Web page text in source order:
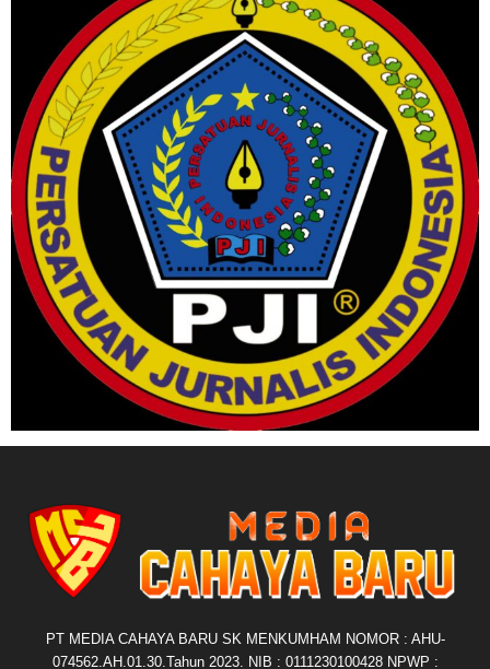
PT MEDIA CAHAYA BARU SK MENKUMHAM NOMOR : AHU-
074562.AH.01.30.Tahun 2023. NIB : 0111230100428 NPWP :